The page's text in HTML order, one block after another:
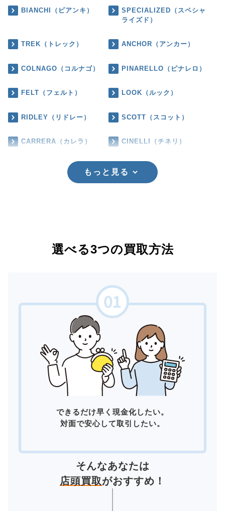
BIANCHI（ビアンキ）
SPECIALIZED（スペシャ
ライズド）
TREK（トレック） ANCHOR（アンカー）
COLNAGO（コルナゴ） PINARELLO（ピナレロ）
FELT（フェルト） LOOK（ルック）
RIDLEY（リドレー） SCOTT（スコット）
CARRERA（カレラ） CINELLI（チネリ）
もっと見る
選べる3つの買取方法
できるだけ早く現金化したい。
対面で安心して取引したい。
そんなあなたは
店頭買取がおすすめ！